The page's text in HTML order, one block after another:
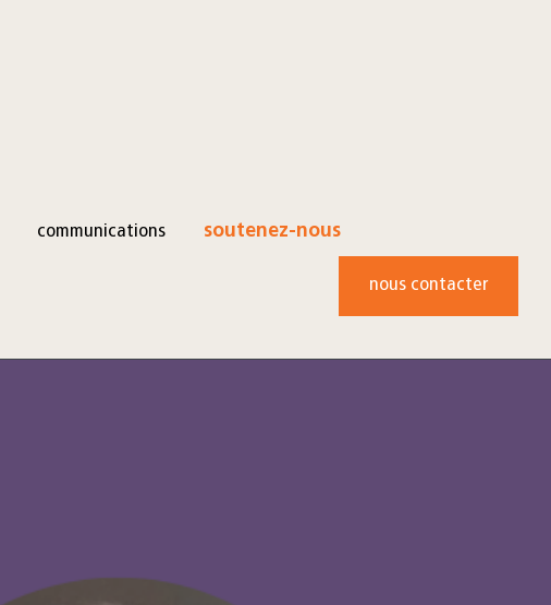
communications soutenez-nous
nous contacter